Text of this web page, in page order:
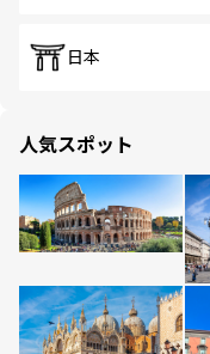
日本
人気スポット